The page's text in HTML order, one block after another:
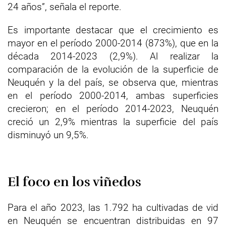
24 años”, señala el reporte.
Es importante destacar que el crecimiento es
mayor en el período 2000-2014 (873%), que en la
década 2014-2023 (2,9%). Al realizar la
comparación de la evolución de la superficie de
Neuquén y la del país, se observa que, mientras
en el período 2000-2014, ambas superficies
crecieron; en el período 2014-2023, Neuquén
creció un 2,9% mientras la superficie del país
disminuyó un 9,5%.
El foco en los viñedos
Para el año 2023, las 1.792 ha cultivadas de vid
en Neuquén se encuentran distribuidas en 97